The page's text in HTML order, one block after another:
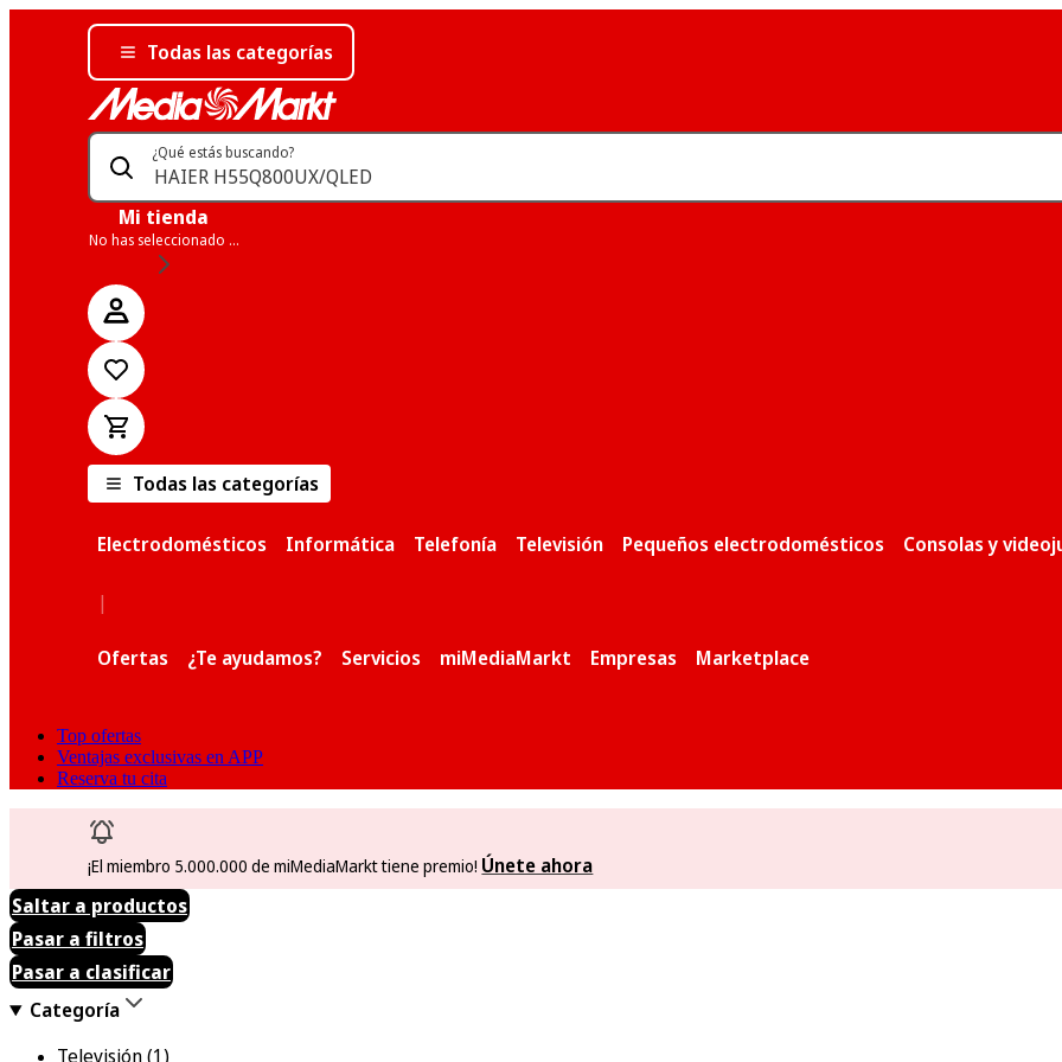
Todas las categorías
¿Qué estás buscando?
Mi tienda
No has seleccionado una tienda
Todas las categorías
Electrodomésticos Informática Telefonía Televisión Pequeños electrodomésticos Consolas y
|
Ofertas ¿Te ayudamos? Servicios miMediaMarkt Empresas Marketplace
Top ofertas
Ventajas exclusivas en APP
Reserva tu cita
¡El miembro 5.000.000 de miMediaMarkt tiene premio! Únete ahora
Saltar a productos
Pasar a filtros
Pasar a clasificar
Categoría
Televisión(1)